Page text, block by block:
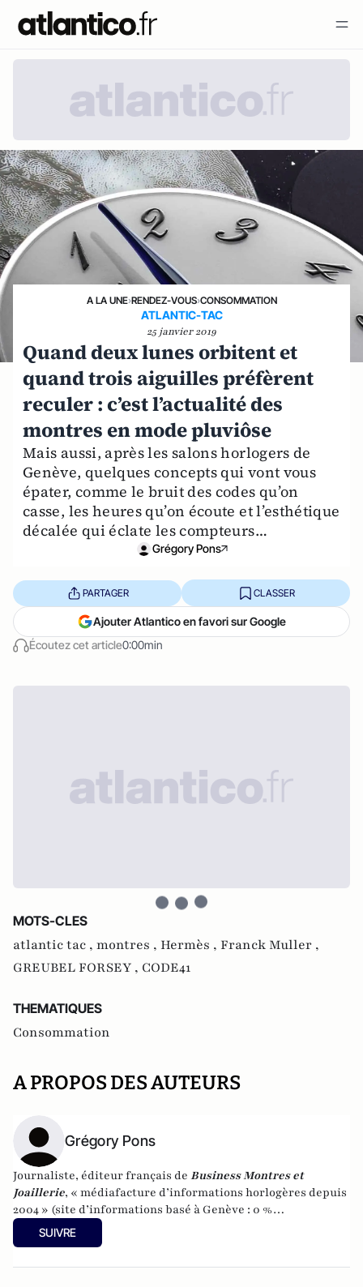
A LA UNE›RENDEZ-VOUS›CONSOMMATION
ATLANTIC-TAC
25 janvier 2019
Quand deux lunes orbitent et
quand trois aiguilles préfèrent
reculer : c’est l’actualité des
montres en mode pluviôse
Mais aussi, après les salons horlogers de
Genève, quelques concepts qui vont vous
épater, comme le bruit des codes qu’on
casse, les heures qu’on écoute et l’esthétique
décalée qui éclate les compteurs…
Grégory Pons
Écoutez cet article0:00min
PARTAGER CLASSER
Ajouter Atlantico en favori sur Google
MOTS-CLES
atlantic tac , montres , Hermès , Franck Muller ,
GREUBEL FORSEY , CODE41
THEMATIQUES
Consommation
A PROPOS DES AUTEURS
Grégory Pons
Journaliste, éditeur français de Business Montres et
Joaillerie, « médiafacture d’informations horlogères depuis
2004 » (site d’informations basé à Genève : 0 %
publicité-100 % liberté), spécialiste du marketing horloger
et de l’analyse des marchés de la montre.
SUIVRE